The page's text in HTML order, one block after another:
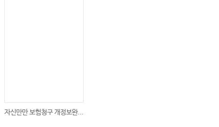
자신만만 보험청구 개정보완...